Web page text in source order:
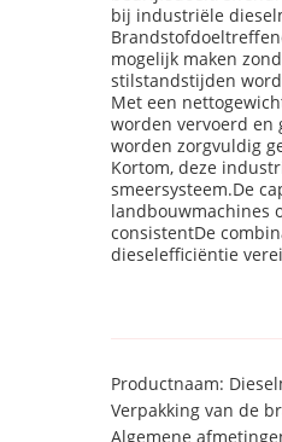
bij industriële
mogelijk maken
stilstandstijden
Met een
worden vervoerd en
worden zorgvuldig
Kortom, deze
smeersysteem.De
landbouwmachines
consistentDe
dieselefficiëntie
Productnaam:
Verpakking van de
Algemene